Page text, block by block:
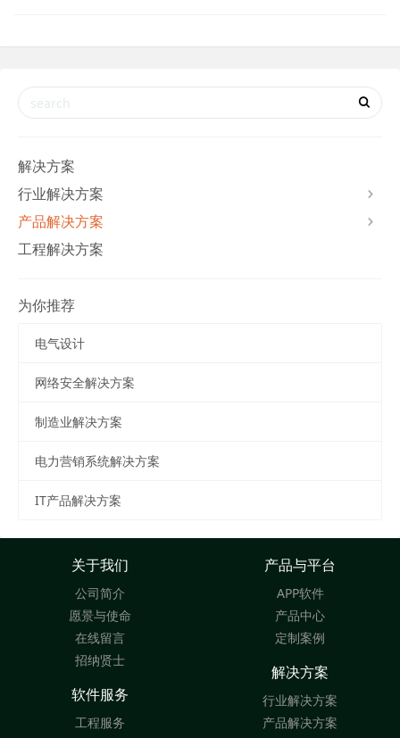
案。 网络安全-多年技术沉淀，打造您身边可信赖的
解决方案
行业解决方案
产品解决方案
工程解决方案
为你推荐
电气设计
网络安全解决方案
制造业解决方案
电力营销系统解决方案
IT产品解决方案
关于我们
公司简介
愿景与使命
在线留言
招纳贤士
产品与平台
APP软件
产品中心
定制案例
解决方案
行业解决方案
产品解决方案
软件服务
工程服务